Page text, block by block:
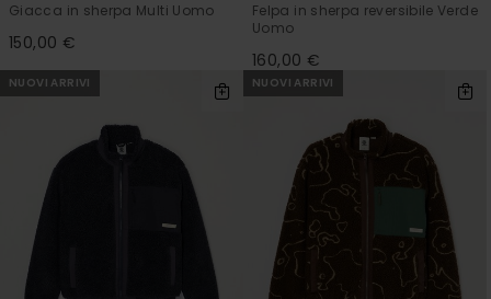
Giacca in sherpa Multi Uomo
150,00 €
Felpa in sherpa reversibile Verde
Uomo
160,00 €
NUOVI ARRIVI NUOVI ARRIVI